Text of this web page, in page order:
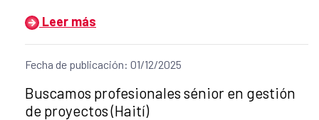
Leer más
Fecha de publicación: 01/12/2025
Título del anuncio:
Buscamos profesionales sénior en gestión
de proyectos (Haití)